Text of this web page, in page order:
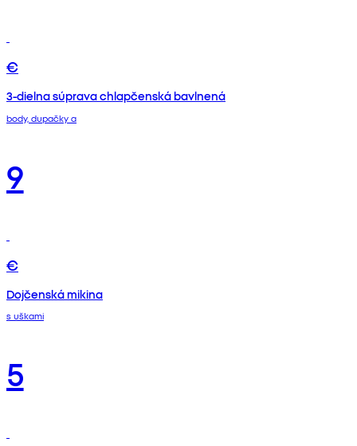
€
3-dielna súprava chlapčenská bavlnená
body, dupačky a
9
€
Dojčenská mikina
s uškami
5